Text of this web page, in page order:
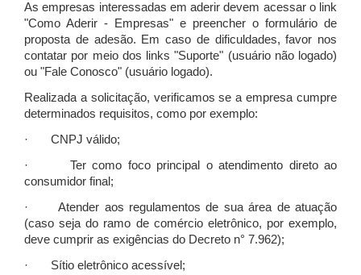
As empresas interessadas em aderir devem acessar o link
"Como Aderir - Empresas" e preencher o formulário de
proposta de adesão. Em caso de dificuldades, favor nos
contatar por meio dos links "Suporte" (usuário não logado)
ou "Fale Conosco" (usuário logado).
Realizada a solicitação, verificamos se a empresa cumpre
determinados requisitos, como por exemplo:
· CNPJ válido;
· Ter como foco principal o atendimento direto ao
consumidor final;
· Atender aos regulamentos de sua área de atuação
(caso seja do ramo de comércio eletrônico, por exemplo,
deve cumprir as exigências do Decreto n° 7.962);
· Sítio eletrônico acessível;